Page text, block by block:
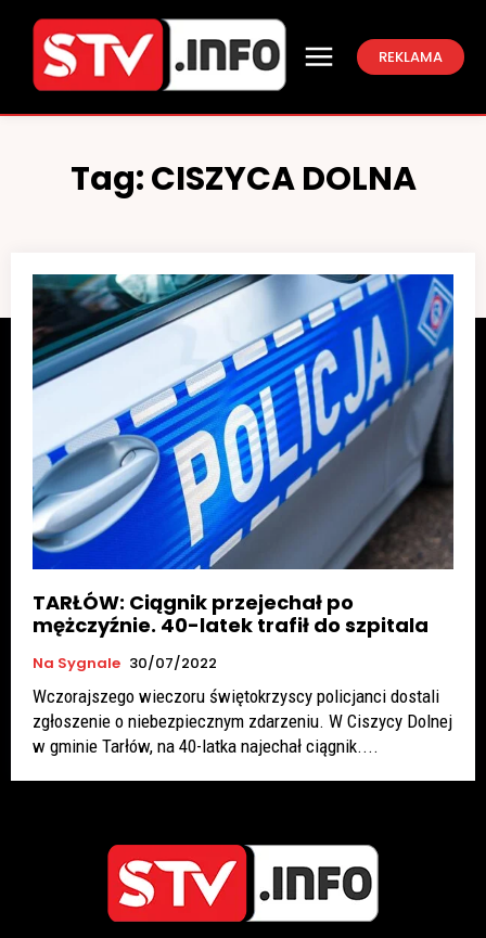
REKLAMA
Tag:CISZYCA DOLNA
TARŁÓW: Ciągnik przejechał po
mężczyźnie. 40-latek trafił do szpitala
Na Sygnale 30/07/2022
Wczorajszego wieczoru świętokrzyscy policjanci dostali
zgłoszenie o niebezpiecznym zdarzeniu. W Ciszycy Dolnej
w gminie Tarłów, na 40-latka najechał ciągnik....